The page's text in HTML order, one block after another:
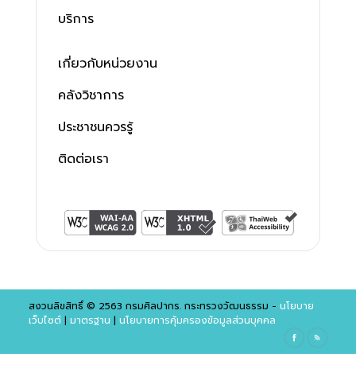
บริการ
เกี่ยวกับหน่วยงาน
คลังวิชาการ
ประชาชนควรรู้
ติดต่อเรา
สงวนลิขสิทธิ์ © 2563 กรมศิลปากร. กระทรวงวัฒนธรรม - นโยบาย
เว็บไซต์| มาตรฐาน | นโยบายการคุ้มครองข้อมูลส่วนบุคคล